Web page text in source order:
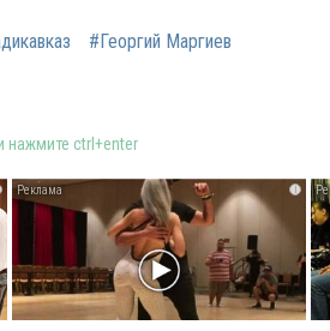
#Георгий Маргиев
нажмите ctrl+enter
i